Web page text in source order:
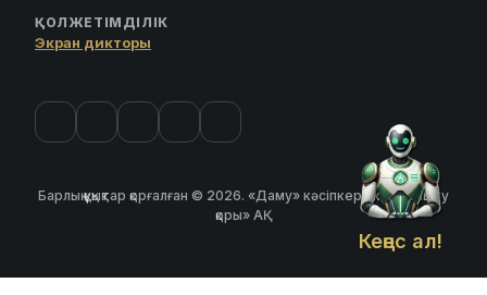
Кеңес ал!
ҚОЛЖЕТІМДІЛІК
Экран дикторы
Барлық құқықтар қорғалған © 2026. «Даму» кәсіпкерлікті дамыту
қоры» АҚ